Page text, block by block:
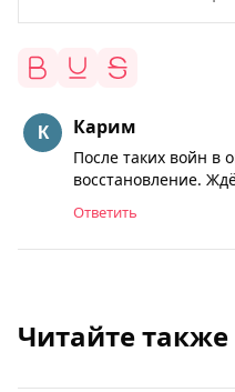
Карим
После таких войн в
восстановление.
Ответить
Читайте также